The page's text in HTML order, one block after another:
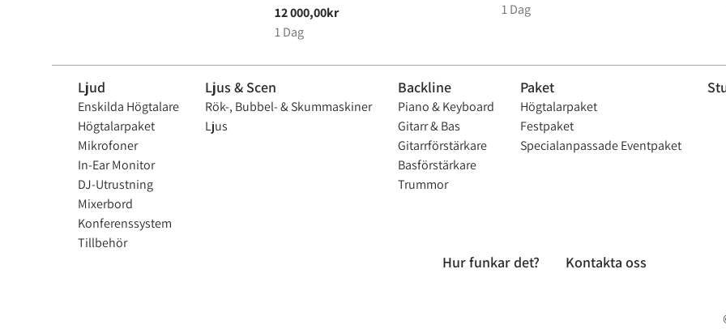
Ljud
Enskilda Högtalare
Högtalarpaket
Mikrofoner
In-Ear Monitor
DJ-Utrustning
Mixerbord
Konferenssystem
Tillbehör
Ljus & Scen
Rök-, Bubbel- & Skummaskiner
Ljus
Backline
Piano & Keyboard
Gitarr & Bas
Gitarrförstärkare
Basförstärkare
Trummor
Paket
Högtalarpaket
Festpaket
Specialanpassade Eventpaket
Hur funkar det? Kontakta oss